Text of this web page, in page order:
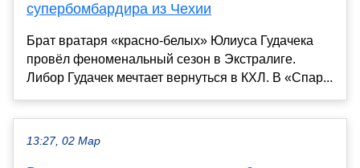
супербомбардира из Чехии
Брат вратаря «красно-белых» Юлиуса Гудачека
провёл феноменальный сезон в Экстралиге.
Либор Гудачек мечтает вернуться в КХЛ. В «Спар...
13:27, 02 Мар